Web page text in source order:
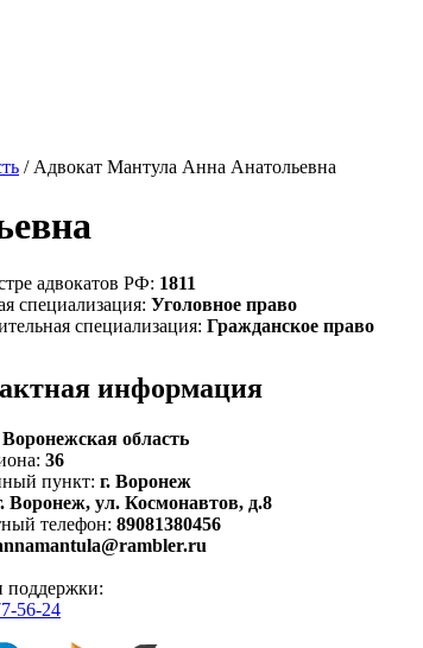
/ Адвокат Мантула Анна Анатольевна
адвокатов РФ: 1811
специализация: Уголовное право
специализация: Гражданское право
информация
Воронежская область
36
пункт: г. Воронеж
Воронеж, ул. Космонавтов, д.8
телефон: 89081380456
поддержки:
56-24